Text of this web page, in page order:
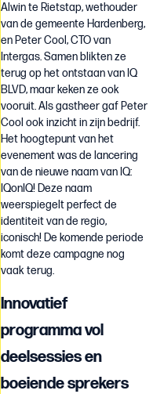
Alwin te Rietstap, wethouder
van de gemeente Hardenberg,
en Peter Cool, CTO van
Intergas. Samen blikten ze
terug op het ontstaan van IQ
BLVD, maar keken ze ook
vooruit. Als gastheer gaf Peter
Cool ook inzicht in zijn bedrijf.
Het hoogtepunt van het
evenement was de lancering
van de nieuwe naam van IQ:
IQonIQ! Deze naam
weerspiegelt perfect de
identiteit van de regio,
iconisch! De komende periode
komt deze campagne nog
vaak terug.
Innovatief
programma vol
deelsessies en
boeiende sprekers